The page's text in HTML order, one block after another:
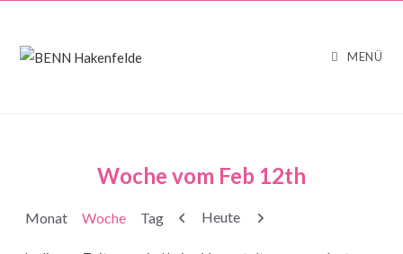
MENÜ
Woche vom Feb 12th
Monat Woche Tag Zurück
Heute Weiter